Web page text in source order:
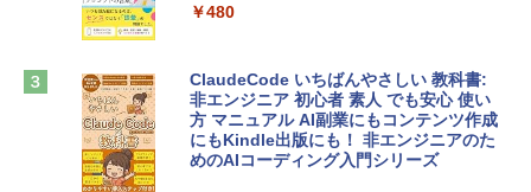
tomtoc 360°保護 15.6 16インチ パソコ
￥2,952
Apple 2026 MacBook Air M5チップ搭載
Robloxギフトカード - 2,000 Robux 【限
定バーチャルアイテムを含む】 【オンラ
インゲームコード】 ロブロックス | オン
ラインコード版
￥480
ClaudeCode いちばんやさしい 教科書:
非エンジニア 初心者 素人 でも安心 使い
方 マニュアル AI副業にもコンテンツ作成
にもKindle出版にも！ 非エンジニアのた
めのAIコーディング入門シリーズ